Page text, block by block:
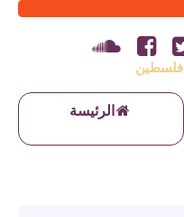
فلسطين
الرئيسة